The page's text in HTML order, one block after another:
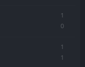
1
0
1
1